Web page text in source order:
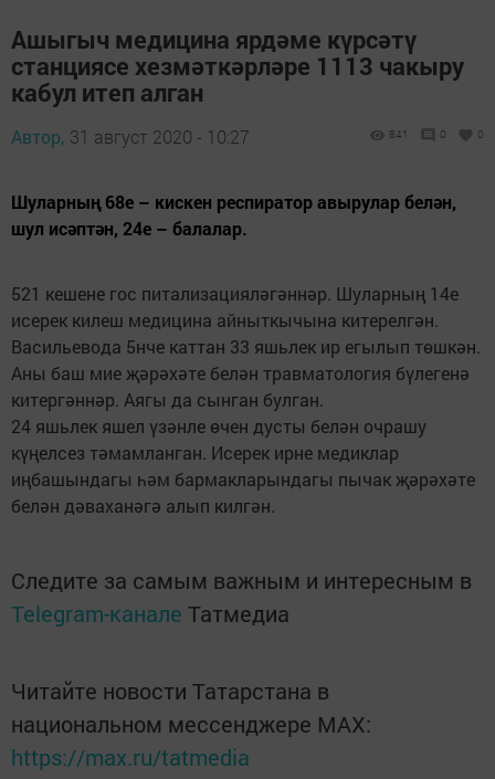
Ашыгыч медицина ярдәме күрсәтү
станциясе хезмәткәрләре 1113 чакыру
кабул итеп алган
Автор, 31 август 2020 - 10:27 841 0 0
Шуларның 68е – кискен респиратор авырулар белән,
шул исәптән, 24е – балалар.
521 кешене гос питализацияләгәннәр. Шуларның 14е
исерек килеш медицина айныткычына китерелгән.
Васильевода 5нче каттан 33 яшьлек ир егылып төшкән.
Аны баш мие җәрәхәте белән травматология бүлегенә
китергәннәр. Аягы да сынган булган.
24 яшьлек яшел үзәнле өчен дусты белән очрашу
күңелсез тәмамланган. Исерек ирне медиклар
иңбашындагы һәм бармакларындагы пычак җәрәхәте
белән дәваханәгә алып килгән.
Следите за самым важным и интересным в
Telegram-канале Татмедиа
Читайте новости Татарстана в
национальном мессенджере MАХ:
https://max.ru/tatmedia